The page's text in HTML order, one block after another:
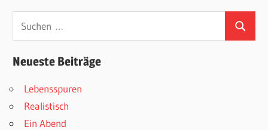
Suchen
nach:
Suchen
Neueste Beiträge
Lebensspuren
Realistisch
Ein Abend